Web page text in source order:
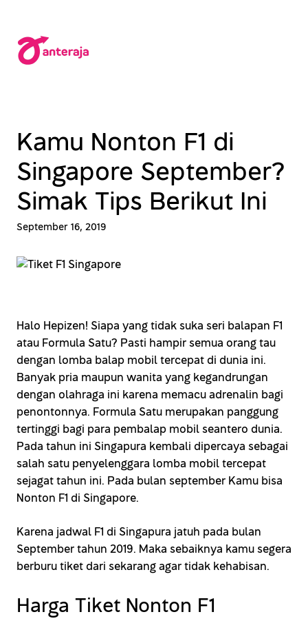
konten
Kamu Nonton F1 di
Singapore September?
Simak Tips Berikut Ini
September 16, 2019
Halo Hepizen! Siapa yang tidak suka seri balapan F1
atau Formula Satu? Pasti hampir semua orang tau
dengan lomba balap mobil tercepat di dunia ini.
Banyak pria maupun wanita yang kegandrungan
dengan olahraga ini karena memacu adrenalin bagi
penontonnya. Formula Satu merupakan panggung
tertinggi bagi para pembalap mobil seantero dunia.
Pada tahun ini Singapura kembali dipercaya sebagai
salah satu penyelenggara lomba mobil tercepat
sejagat tahun ini. Pada bulan september Kamu bisa
Nonton F1 di Singapore.
Karena jadwal F1 di Singapura jatuh pada bulan
September tahun 2019. Maka sebaiknya kamu segera
berburu tiket dari sekarang agar tidak kehabisan.
Harga Tiket Nonton F1